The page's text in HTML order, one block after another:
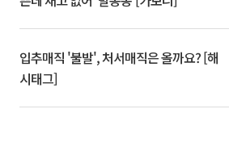
입추매직 '불발', 처서매직은 올까요? [해
시태그]